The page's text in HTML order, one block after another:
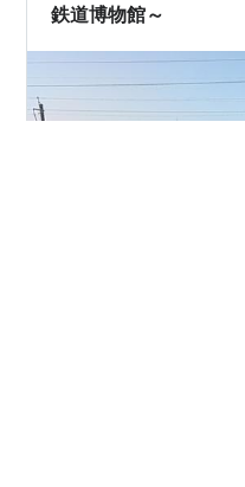
繁にメン…
鉄道博物館～